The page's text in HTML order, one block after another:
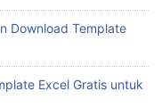
Download Template
Excel Gratis untuk